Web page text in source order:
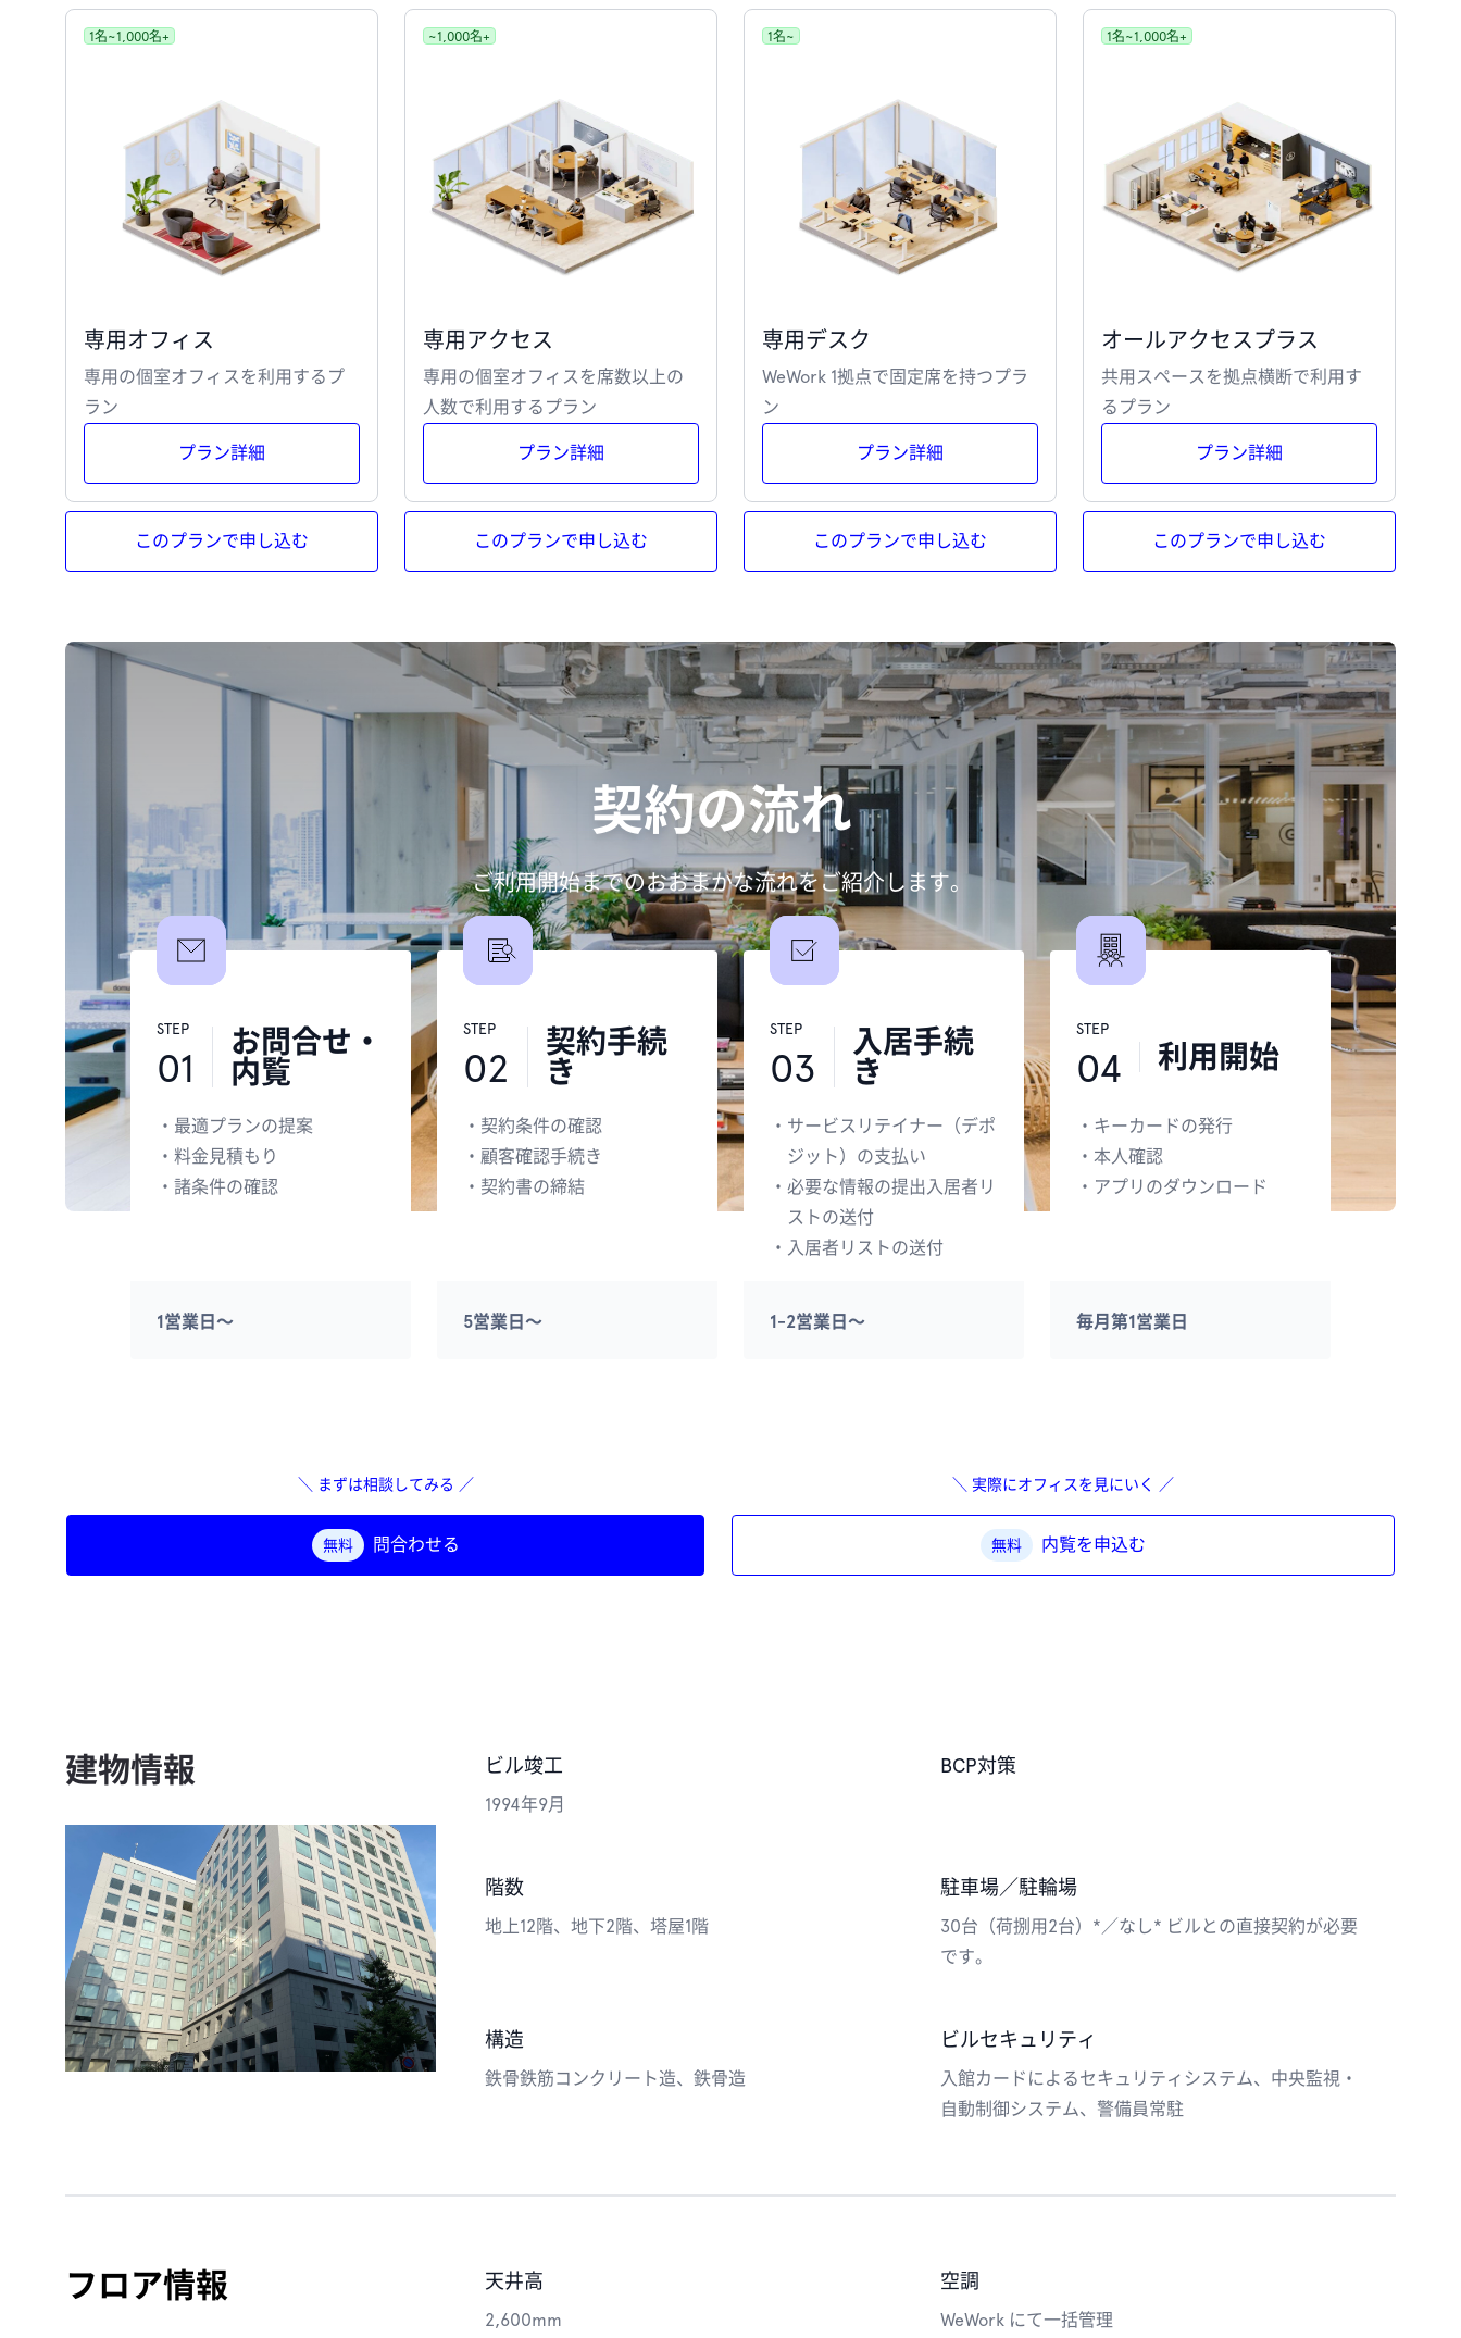
1名~1,000名+
専用オフィス
専用の個室オフィスを利用するプ
ラン
プラン詳細
このプランで申し込む
~1,000名+
専用アクセス
専用の個室オフィスを席数以上の
人数で利用するプラン
プラン詳細
このプランで申し込む
1名~
専用デスク
WeWork 1拠点で固定席を持つプラ
ン
プラン詳細
このプランで申し込む
1名~1,000名+
オールアクセスプラス
共用スペースを拠点横断で利用す
るプラン
プラン詳細
このプランで申し込む
契約の流れ
ご利用開始までのおおまかな流れをご紹介します。
STEP
01
お問合せ・
内覧
・ 最適プランの提案
・ 料金見積もり
・ 諸条件の確認
1営業日〜
STEP
02
契約手続
き
・ 契約条件の確認
・ 顧客確認手続き
・ 契約書の締結
5営業日〜
STEP
03
入居手続
き
・ サービスリテイナー（デポ
ジット）の支払い
・ 必要な情報の提出入居者リ
ストの送付
・ 入居者リストの送付
1-2営業日〜
STEP
04 利用開始
・ キーカードの発行
・ 本人確認
・ アプリのダウンロード
毎月第1営業日
＼ まずは相談してみる ／ ＼ 実際にオフィスを見にいく ／
無料 問合わせる 無料 内覧を申込む
建物情報 ビル竣工
1994年9月
BCP対策
階数
地上12階、地下2階、塔屋1階
駐車場／駐輪場
30台（荷捌用2台）*／なし* ビルとの直接契約が必要
です。
構造
鉄骨鉄筋コンクリート造、鉄骨造
ビルセキュリティ
入館カードによるセキュリティシステム、中央監視・
自動制御システム、警備員常駐
フロア情報 天井高
2,600mm
空調
WeWork にて一括管理